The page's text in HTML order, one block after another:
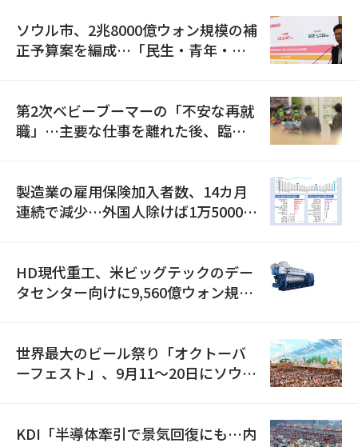
ソウル市、2兆8000億ウォン規模の補
正予算案を編成…「民生・青年・安
第2次ベビーブーマーの「不安な再就
職」…主要な仕事を離れた後、臨時
製造業の雇用保険加入者数、14カ月
連続で減少…外国人除けば1万5000人
HD現代重工、米ビッグテックのデー
タセンター向けに9,560億ウォン規模
世界最大のビール祭り「オクトーバ
ーフェスト」、9月11〜20日にソウル
KDI「半導体牽引で景気回復にも…内